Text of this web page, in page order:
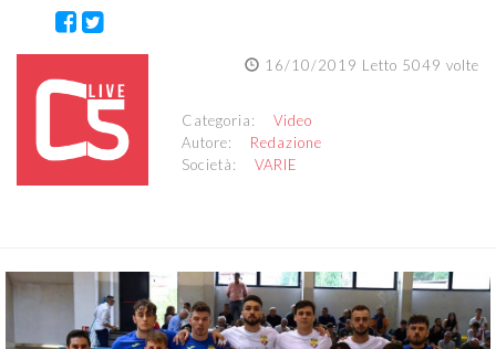
16/10/2019 Letto 5049 volte
Categoria:Video
Autore: Redazione
Società:VARIE